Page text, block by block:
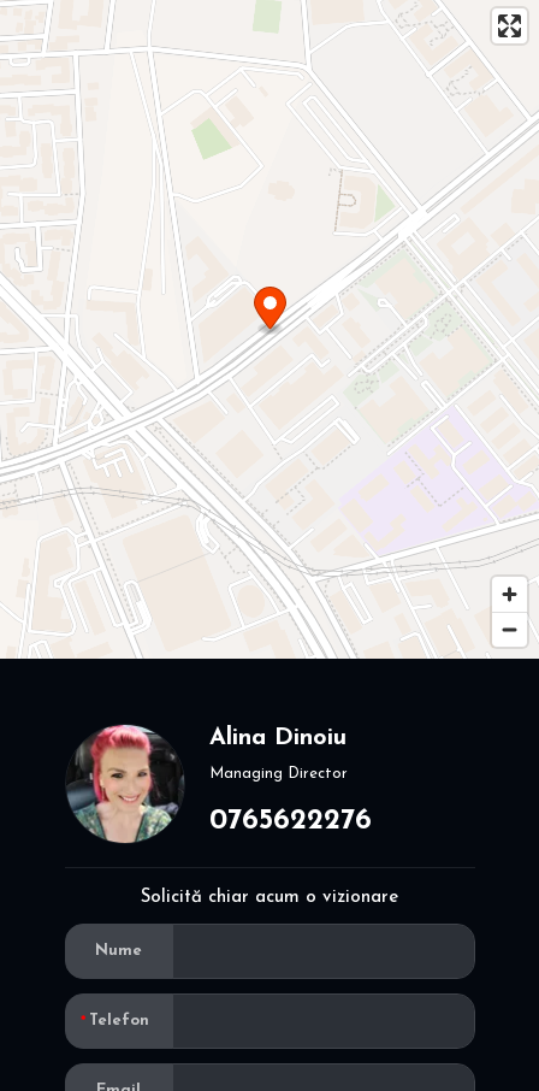
Alina Dinoiu
Managing Director
0765622276
Solicită chiar acum o vizionare
Nume
Telefon